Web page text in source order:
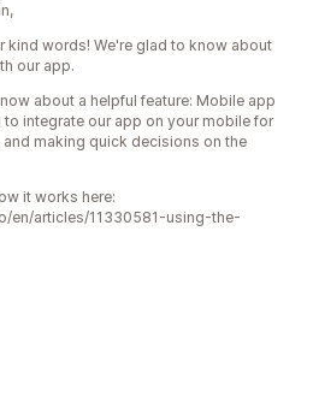
kind words! We're glad to know about
our app.
about a helpful feature: Mobile app
integrate our app on your mobile for
making quick decisions on the
it works here:
en/articles/11330581-using-the-